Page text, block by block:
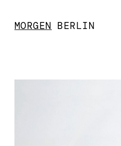
MORGEN BERLIN